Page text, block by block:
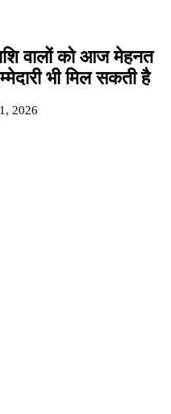
वालों को आज मेहनत
भी मिल सकती है
2026